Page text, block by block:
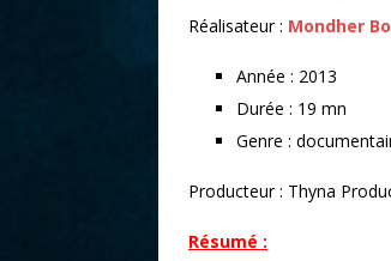
Réalisateur : Mondher
Année : 2013
Durée : 19 mn
Genre :
Producteur : Thyna
Résumé :